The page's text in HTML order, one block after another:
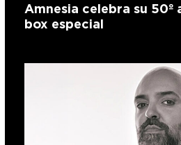
Amnesia celebra su 50º
box especial